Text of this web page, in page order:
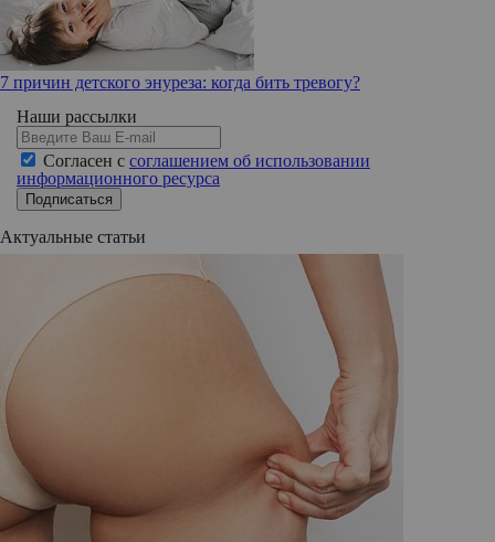
7 причин детского энуреза: когда бить тревогу?
Наши рассылки
Согласен с соглашением об использовании
информационного ресурса
Подписаться
Актуальные статьи